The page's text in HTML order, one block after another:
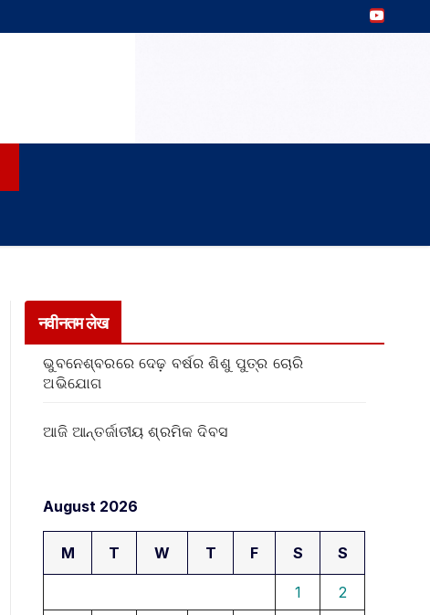
नवीनतम लेख
ଭୁବନେଶ୍ବରରେ ଦେଢ଼ ବର୍ଷର ଶିଶୁ ପୁତ୍ର ଚୋରି
ଅଭିଯୋଗ
ଆଜି ଆନ୍ତର୍ଜାତୀୟ ଶ୍ରମିକ ଦିବସ
August 2026
M T W T F S S
1
2